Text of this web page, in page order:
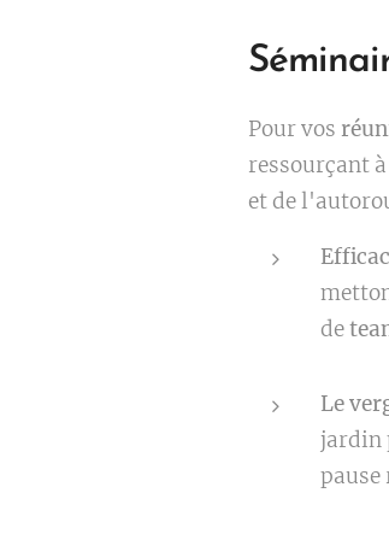
Pour vos
ressourçant
et de
de
Le
jardin
pause